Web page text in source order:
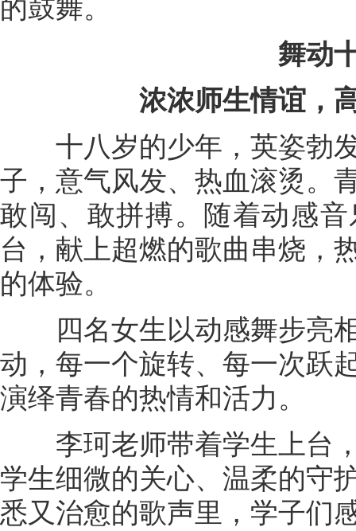
的鼓舞。
舞动
浓浓师生情谊，
十八岁的少年，英姿勃发
子，意气风发、热血滚烫。
敢闯、敢拼搏。随着动感
台，献上超燃的歌曲串烧，
的体验。
四名女生以动感舞步亮相
动，每一个旋转、每一次跃
演绎青春的热情和活力。
李珂老师带着学生上台，
学生细微的关心、温柔的守
悉又治愈的歌声里，学子们